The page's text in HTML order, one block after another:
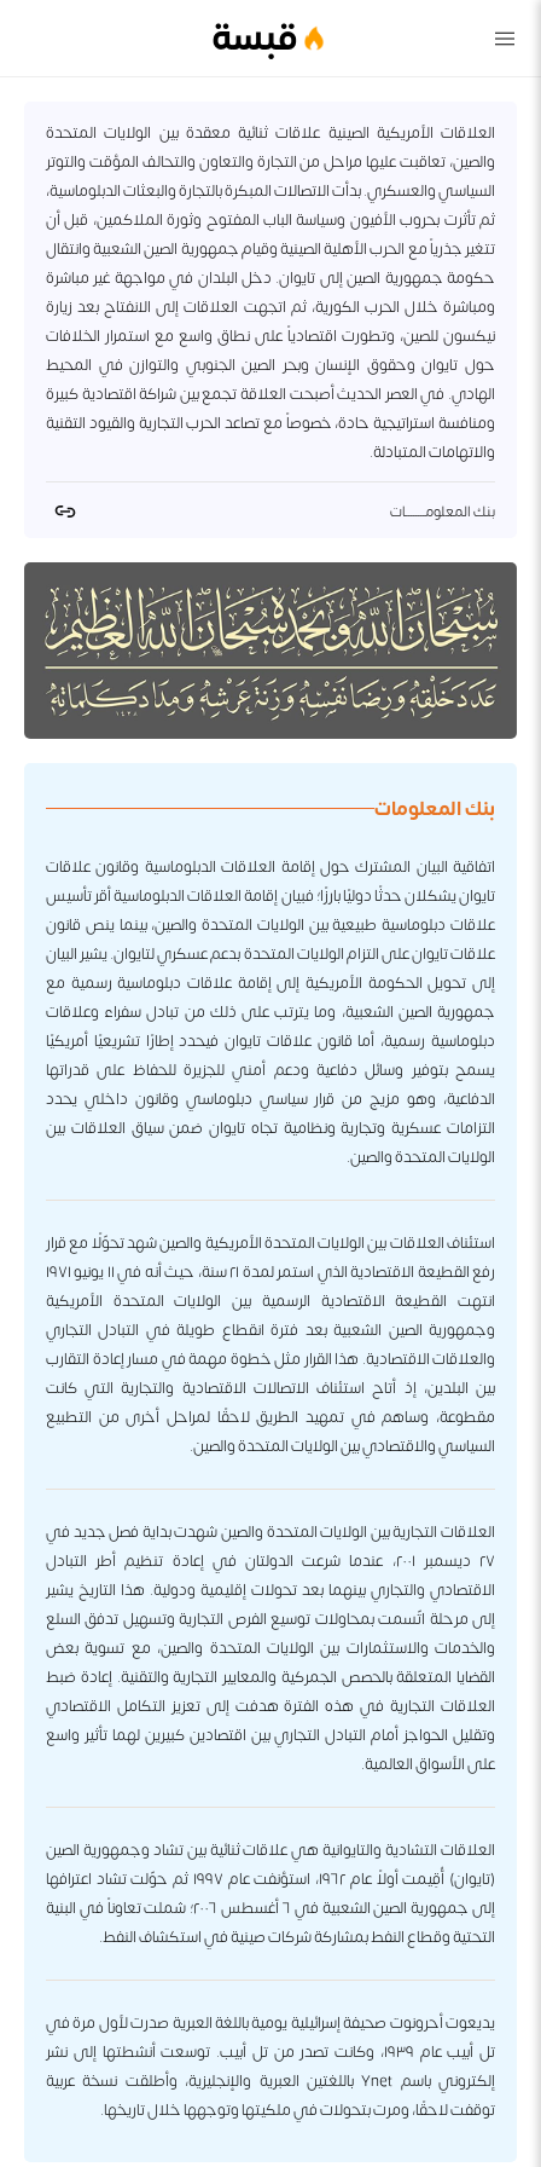
قبسة
العلاقات الأمريكية الصينية علاقات ثنائية معقدة بين الولايات المتحدة
والصين، تعاقبت عليها مراحل من التجارة والتعاون والتحالف المؤقت والتوتر
السياسي والعسكري. بدأت الاتصالات المبكرة بالتجارة والبعثات الدبلوماسية،
ثم تأثرت بحروب الأفيون وسياسة الباب المفتوح وثورة الملاكمين، قبل أن
تتغير جذرياً مع الحرب الأهلية الصينية وقيام جمهورية الصين الشعبية وانتقال
حكومة جمهورية الصين إلى تايوان. دخل البلدان في مواجهة غير مباشرة
ومباشرة خلال الحرب الكورية، ثم اتجهت العلاقات إلى الانفتاح بعد زيارة
نيكسون للصين، وتطورت اقتصادياً على نطاق واسع مع استمرار الخلافات
حول تايوان وحقوق الإنسان وبحر الصين الجنوبي والتوازن في المحيط
الهادي. في العصر الحديث أصبحت العلاقة تجمع بين شراكة اقتصادية كبيرة
ومنافسة استراتيجية حادة، خصوصاً مع تصاعد الحرب التجارية والقيود التقنية
والاتهامات المتبادلة.
بنك المعلومــــــــات
بنك المعلومات
اتفاقية البيان المشترك حول إقامة العلاقات الدبلوماسية وقانون علاقات
تايوان يشكلان حدثًا دوليًا بارزًا؛ فبيان إقامة العلاقات الدبلوماسية أقر تأسيس
علاقات دبلوماسية طبيعية بين الولايات المتحدة والصين، بينما ينص قانون
علاقات تايوان على التزام الولايات المتحدة بدعم عسكري لتايوان. يشير البيان
إلى تحويل الحكومة الأمريكية إلى إقامة علاقات دبلوماسية رسمية مع
جمهورية الصين الشعبية، وما يترتب على ذلك من تبادل سفراء وعلاقات
دبلوماسية رسمية، أما قانون علاقات تايوان فيحدد إطارًا تشريعيًا أمريكيًا
يسمح بتوفير وسائل دفاعية ودعم أمني للجزيرة للحفاظ على قدراتها
الدفاعية، وهو مزيج من قرار سياسي دبلوماسي وقانون داخلي يحدد
التزامات عسكرية وتجارية ونظامية تجاه تايوان ضمن سياق العلاقات بين
الولايات المتحدة والصين.
استئناف العلاقات بين الولايات المتحدة الأمريكية والصين شهد تحوّلًا مع قرار
رفع القطيعة الاقتصادية الذي استمر لمدة ٢١ سنة، حيث أنه في ١١ يونيو ١٩٧١
انتهت القطيعة الاقتصادية الرسمية بين الولايات المتحدة الأمريكية
وجمهورية الصين الشعبية بعد فترة انقطاع طويلة في التبادل التجاري
والعلاقات الاقتصادية. هذا القرار مثل خطوة مهمة في مسار إعادة التقارب
بين البلدين، إذ أتاح استئناف الاتصالات الاقتصادية والتجارية التي كانت
مقطوعة، وساهم في تمهيد الطريق لاحقًا لمراحل أخرى من التطبيع
السياسي والاقتصادي بين الولايات المتحدة والصين.
العلاقات التجارية بين الولايات المتحدة والصين شهدت بداية فصل جديد في
٢٧ ديسمبر ٢٠٠١، عندما شرعت الدولتان في إعادة تنظيم أطر التبادل
الاقتصادي والتجاري بينهما بعد تحولات إقليمية ودولية. هذا التاريخ يشير
إلى مرحلة اتّسمت بمحاولات توسيع الفرص التجارية وتسهيل تدفق السلع
والخدمات والاستثمارات بين الولايات المتحدة والصين، مع تسوية بعض
القضايا المتعلقة بالحصص الجمركية والمعايير التجارية والتقنية. إعادة ضبط
العلاقات التجارية في هذه الفترة هدفت إلى تعزيز التكامل الاقتصادي
وتقليل الحواجز أمام التبادل التجاري بين اقتصادين كبيرين لهما تأثير واسع
على الأسواق العالمية.
العلاقات التشادية والتايوانية هي علاقات ثنائية بين تشاد وجمهورية الصين
(تايوان) أُقِيمت أولاً عام ١٩٦٢، استؤنفت عام ١٩٩٧ ثم حوّلت تشاد اعترافها
إلى جمهورية الصين الشعبية في ٦ أغسطس ٢٠٠٦؛ شملت تعاوناً في البنية
التحتية وقطاع النفط بمشاركة شركات صينية في استكشاف النفط.
يديعوت أحرونوت صحيفة إسرائيلية يومية باللغة العبرية صدرت لأول مرة في
تل أبيب عام ١٩٣٩، وكانت تصدر من تل أبيب. توسعت أنشطتها إلى نشر
إلكتروني باسم Ynet باللغتين العبرية والإنجليزية، وأطلقت نسخة عربية
توقفت لاحقًا، ومرت بتحولات في ملكيتها وتوجهها خلال تاريخها.